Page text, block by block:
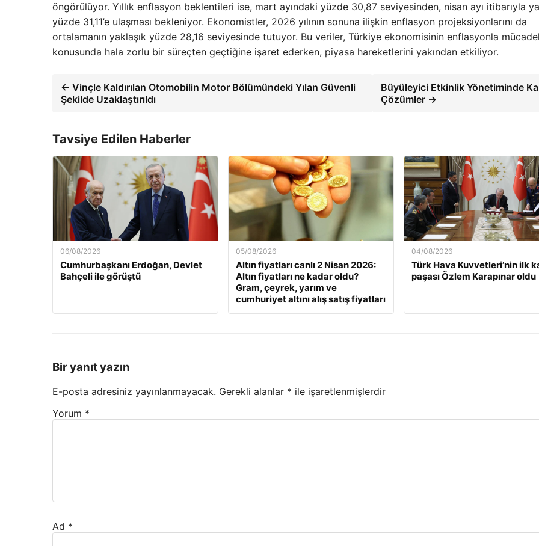
öngörülüyor. Yıllık enflasyon beklentileri ise, mart ayındaki yüzde 30,87 seviyesinden, nisan ayı itibarıyla
yüzde 31,11’e ulaşması bekleniyor. Ekonomistler, 2026 yılının sonuna ilişkin enflasyon projeksiyonlarını da
ortalamanın yaklaşık yüzde 28,16 seviyesinde tutuyor. Bu veriler, Türkiye ekonomisinin enflasyonla
konusunda hala zorlu bir süreçten geçtiğine işaret ederken, piyasa hareketlerini yakından etkiliyor.
← Vinçle Kaldırılan Otomobilin Motor Bölümündeki Yılan Güvenli
Şekilde Uzaklaştırıldı
Büyüleyici Etkinlik Yönetiminde
Çözümler →
Tavsiye Edilen Haberler
06/08/2026
Cumhurbaşkanı Erdoğan, Devlet
Bahçeli ile görüştü
05/08/2026
Altın fiyatları canlı 2 Nisan 2026:
Altın fiyatları ne kadar oldu?
Gram, çeyrek, yarım ve
cumhuriyet altını alış satış fiyatları
04/08/2026
Türk Hava Kuvvetleri’nin ilk
paşası Özlem Karapınar oldu
Bir yanıt yazın
E-posta adresiniz yayınlanmayacak. Gerekli alanlar * ile işaretlenmişlerdir
Yorum *
Ad *